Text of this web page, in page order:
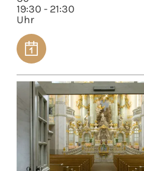
19:30 - 21:30
Uhr